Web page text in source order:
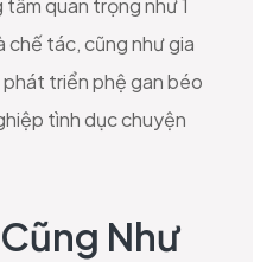
chế tác, cũng như gia
phát triển phệ gan béo
tình dục chuyện
Như